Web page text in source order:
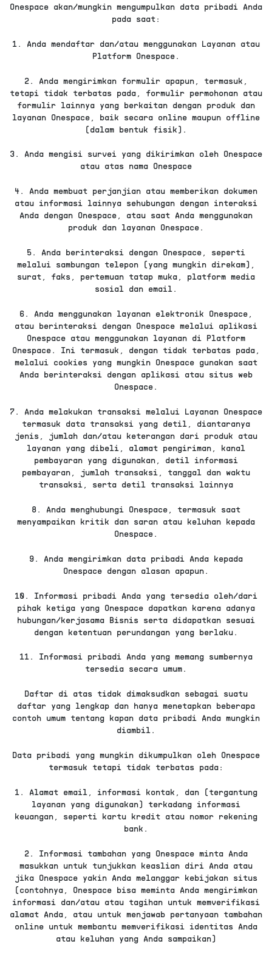
Onespace akan/mungkin mengumpulkan data pribadi Anda
pada saat:
1. Anda mendaftar dan/atau menggunakan Layanan atau
Platform Onespace.
2. Anda mengirimkan formulir apapun, termasuk,
tetapi tidak terbatas pada, formulir permohonan atau
formulir lainnya yang berkaitan dengan produk dan
layanan Onespace, baik secara online maupun offline
(dalam bentuk fisik).
3. Anda mengisi survei yang dikirimkan oleh Onespace
atau atas nama Onespace
4. Anda membuat perjanjian atau memberikan dokumen
atau informasi lainnya sehubungan dengan interaksi
Anda dengan Onespace, atau saat Anda menggunakan
produk dan layanan Onespace.
5. Anda berinteraksi dengan Onespace, seperti
melalui sambungan telepon (yang mungkin direkam),
surat, faks, pertemuan tatap muka, platform media
sosial dan email.
6. Anda menggunakan layanan elektronik Onespace,
atau berinteraksi dengan Onespace melalui aplikasi
Onespace atau menggunakan layanan di Platform
Onespace. Ini termasuk, dengan tidak terbatas pada,
melalui cookies yang mungkin Onespace gunakan saat
Anda berinteraksi dengan aplikasi atau situs web
Onespace.
7. Anda melakukan transaksi melalui Layanan Onespace
termasuk data transaksi yang detil, diantaranya
jenis, jumlah dan/atau keterangan dari produk atau
layanan yang dibeli, alamat pengiriman, kanal
pembayaran yang digunakan, detil informasi
pembayaran, jumlah transaksi, tanggal dan waktu
transaksi, serta detil transaksi lainnya
8. Anda menghubungi Onespace, termasuk saat
menyampaikan kritik dan saran atau keluhan kepada
Onespace.
9. Anda mengirimkan data pribadi Anda kepada
Onespace dengan alasan apapun.
10. Informasi pribadi Anda yang tersedia oleh/dari
pihak ketiga yang Onespace dapatkan karena adanya
hubungan/kerjasama Bisnis serta didapatkan sesuai
dengan ketentuan perundangan yang berlaku.
11. Informasi pribadi Anda yang memang sumbernya
tersedia secara umum.
Daftar di atas tidak dimaksudkan sebagai suatu
daftar yang lengkap dan hanya menetapkan beberapa
contoh umum tentang kapan data pribadi Anda mungkin
diambil.
Data pribadi yang mungkin dikumpulkan oleh Onespace
termasuk tetapi tidak terbatas pada:
1. Alamat email, informasi kontak, dan (tergantung
layanan yang digunakan) terkadang informasi
keuangan, seperti kartu kredit atau nomor rekening
bank.
2. Informasi tambahan yang Onespace minta Anda
masukkan untuk tunjukkan keaslian diri Anda atau
jika Onespace yakin Anda melanggar kebijakan situs
(contohnya, Onespace bisa meminta Anda mengirimkan
informasi dan/atau atau tagihan untuk memverifikasi
alamat Anda, atau untuk menjawab pertanyaan tambahan
online untuk membantu memverifikasi identitas Anda
atau keluhan yang Anda sampaikan)